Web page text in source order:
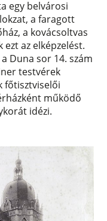
egy belvárosi
a faragott
a kovácsoltvas
az elképzelést.
Duna sor 14. szám
testvérek
főtisztviselői
működő
idézi.